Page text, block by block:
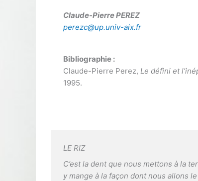
Claude-Pierre PEREZ
perezc@up.univ-aix.fr
Bibliographie :
Claude-Pierre Perez, Le défini et
1995.
LE RIZ
C’est la dent que nous mettons à la
y mange à la façon dont nous allons